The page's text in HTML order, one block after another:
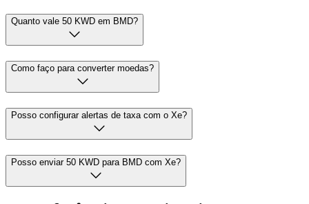
Quanto vale 50 KWD em BMD?
Como faço para converter moedas?
Posso configurar alertas de taxa com o Xe?
Posso enviar 50 KWD para BMD com Xe?